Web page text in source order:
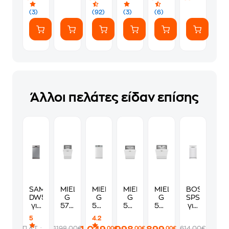
(3) (92)
Αυτοκόλλητα)
(3) (6)
Άλλοι πελάτες είδαν επίσης
SAMSUNG
DW50DG450FSRLE
για
Σερβίτσια
5
MIELE
G
5740
MIELE
G
5540
SL
4.2
MIELE
G
5611
MIELE
G
5611
BOSCH
για